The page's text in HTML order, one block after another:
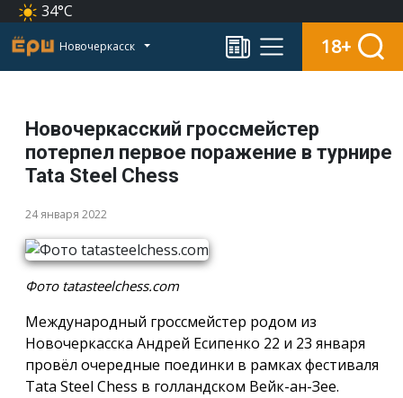
34°C
Новочеркасск 18+
Новочеркасский гроссмейстер
потерпел первое поражение в турнире
Tata Steel Chess
24 января 2022
Фото tatasteelchess.com
Международный гроссмейстер родом из
Новочеркасска Андрей Есипенко 22 и 23 января
провёл очередные поединки в рамках фестиваля
Tata Steel Chess в голландском Вейк-ан-Зее.